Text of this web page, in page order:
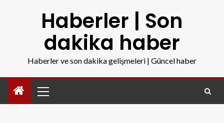
Haberler | Son
dakika haber
Haberler ve son dakika gelişmeleri | Güncel haber